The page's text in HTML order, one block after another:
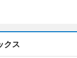
クス